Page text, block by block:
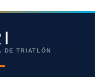
DE TRIATLÓN